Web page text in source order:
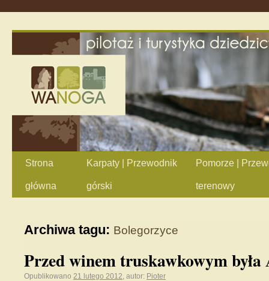
Strona
główna
Karpaty | Przewodnik
górski
Pomorze |
terenowy
Archiwa tagu: Bolegorzyce
Przed winem truskawkowym
Opublikowano 21 lutego 2012, autor: Pioter